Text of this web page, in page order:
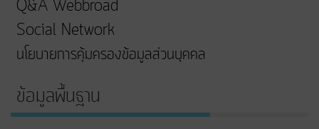
Q&A Webbroad
Social Network
นโยบายการคุ้มครองข้อมูลส่วนบุคคล
ข้อมูลพื้นฐาน